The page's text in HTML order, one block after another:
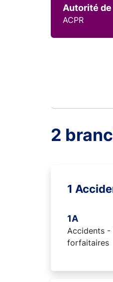
Autorité
ACPR
2
1
1A
Accidents -
forfaitaires